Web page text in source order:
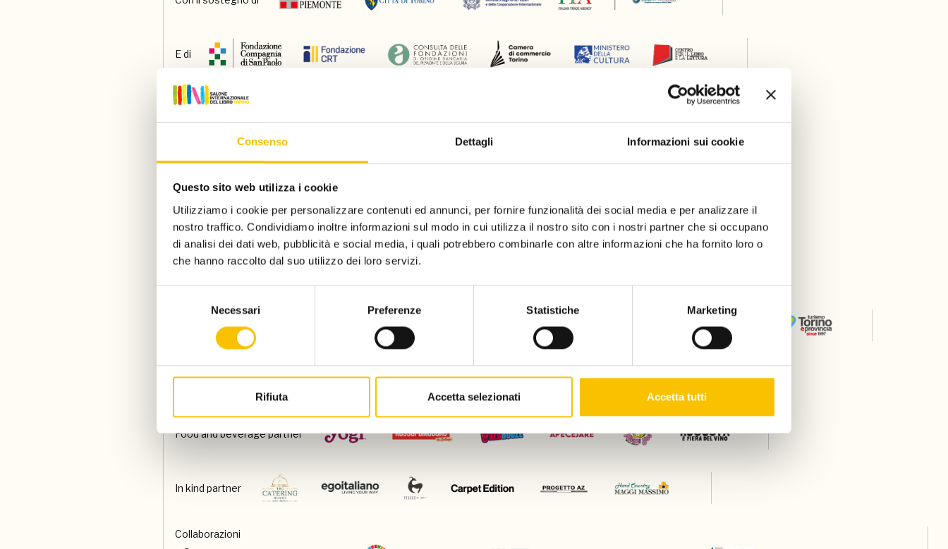
Consenso Dettagli Informazioni sui cookie
Questo sito web utilizza i cookie
Utilizziamo i cookie per personalizzare contenuti ed annunci, per fornire funzionalità dei social media e per analizzare il
nostro traffico. Condividiamo inoltre informazioni sul modo in cui utilizza il nostro sito con i nostri partner che si occupano
di analisi dei dati web, pubblicità e social media, i quali potrebbero combinarle con altre informazioni che ha fornito loro o
che hanno raccolto dal suo utilizzo dei loro servizi.
Necessari Preferenze Statistiche Marketing
Rifiuta Accetta selezionati Accetta tutti
E di
Main partner
Main media partner
Partner
Paese ospite d'onore Regione ospite d'onore Thanks to
Special venue Con il patrocinio di
Food and beverage partner
In kind partner
Collaborazioni